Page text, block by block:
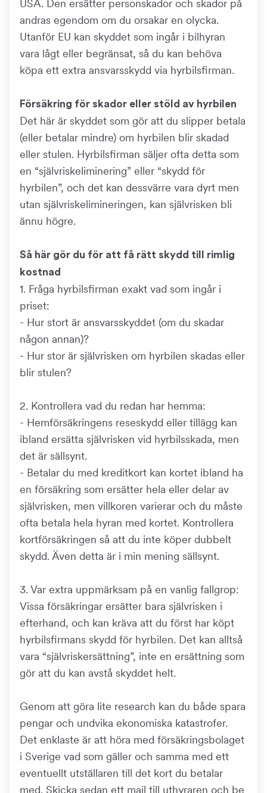
USA. Den ersätter personskador och skador på
andras egendom om du orsakar en olycka.
Utanför EU kan skyddet som ingår i bilhyran
vara lågt eller begränsat, så du kan behöva
köpa ett extra ansvarsskydd via hyrbilsfirman.
Försäkring för skador eller stöld av hyrbilen
Det här är skyddet som gör att du slipper betala
(eller betalar mindre) om hyrbilen blir skadad
eller stulen. Hyrbilsfirman säljer ofta detta som
en “självriskeliminering” eller “skydd för
hyrbilen”, och det kan dessvärre vara dyrt men
utan självriskelimineringen, kan självrisken bli
ännu högre.
Så här gör du för att få rätt skydd till rimlig
kostnad
1. Fråga hyrbilsfirman exakt vad som ingår i
priset:
- Hur stort är ansvarsskyddet (om du skadar
någon annan)?
- Hur stor är självrisken om hyrbilen skadas eller
blir stulen?
2. Kontrollera vad du redan har hemma:
- Hemförsäkringens reseskydd eller tillägg kan
ibland ersätta självrisken vid hyrbilsskada, men
det är sällsynt.
- Betalar du med kreditkort kan kortet ibland ha
en försäkring som ersätter hela eller delar av
självrisken, men villkoren varierar och du måste
ofta betala hela hyran med kortet. Kontrollera
kortförsäkringen så att du inte köper dubbelt
skydd. Även detta är i min mening sällsynt.
3. Var extra uppmärksam på en vanlig fallgrop:
Vissa försäkringar ersätter bara självrisken i
efterhand, och kan kräva att du först har köpt
hyrbilsfirmans skydd för hyrbilen. Det kan alltså
vara “självriskersättning”, inte en ersättning som
gör att du kan avstå skyddet helt.
Genom att göra lite research kan du både spara
pengar och undvika ekonomiska katastrofer.
Det enklaste är att höra med försäkringsbolaget
i Sverige vad som gäller och samma med ett
eventuellt utställaren till det kort du betalar
med. Skicka sedan ett mail till uthyraren och be